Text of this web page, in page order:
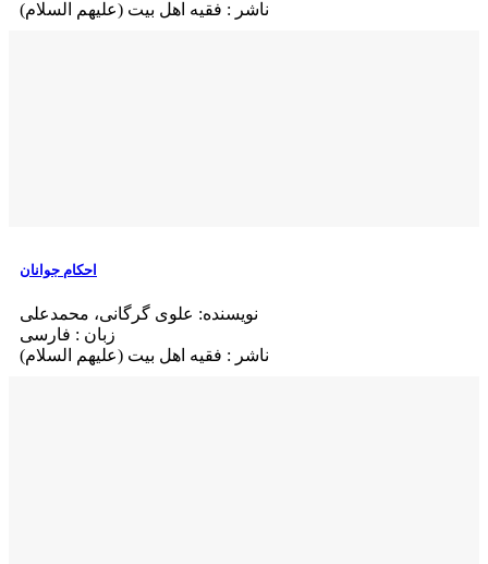
ناشر : فقیه اهل بیت (علیهم السلام)
احکام جوانان
نویسنده: علوی گرگانی، محمدعلی
زبان : فارسی
ناشر : فقیه اهل بیت (علیهم السلام)